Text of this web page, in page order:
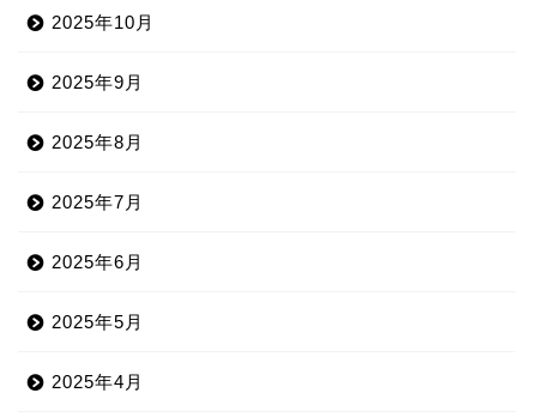
2025年10月
2025年9月
2025年8月
2025年7月
2025年6月
2025年5月
2025年4月